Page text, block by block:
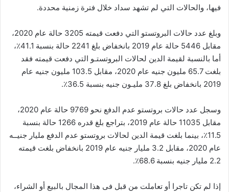
فيها، والحالات التي لم تشهد سداد خلال فترة زمنية محددة.
وبلغ عدد حالات البروتستو التي دفعت قيمته 3205 حالة عام 2020،
مقابل 5446 حالة عام 2019 بانخفاض بلغ 2241 حالة بنسبة 41.1٪،
أما بالنسبة لقيمة الدين لحالات البروتستـو التي دفعت قيمته فقد
بلغت 65.7 مليون جنيه عام 2020، مقابل 103.5 مليون جنيه عام
2019 بانخفاض بلغ 37.8 مليـون جنيه بنسبة 36.5٪
.
وسجل عدد حالات بروتستو عدم الدفع نحو 9769 حالة عام 2020،
مقابل 11035 حالة عام 2019، بتراجع بلغ قدره 1266 حالة بنسبة
11.5٪، بينما بلغت قيمة الدين لحالات بروتستو عدم الدفع مليار جنيــه
عام 2020، مقابل 3.2 مليار جنيه عام 2019 بانخفاض بلغت قيمته
2.2 مليار جنيه بنسبة 68.6٪.
إذا لم تكن تاجرا أو تعاملت من قبل فى هذا المجال بالبيع أو الشراء،